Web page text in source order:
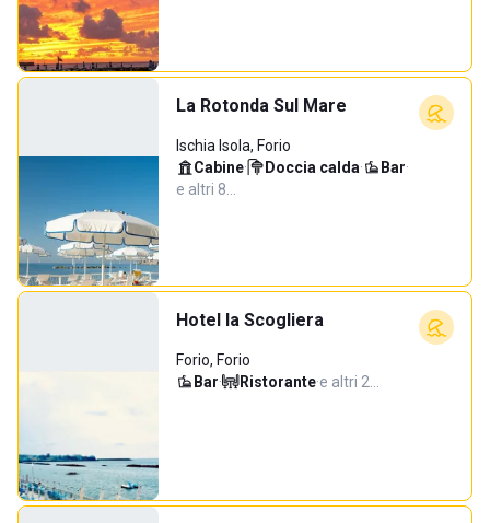
La Rotonda Sul Mare
Ischia Isola, Forio
Cabine· Doccia calda· Bar·
e altri 8…
Hotel la Scogliera
Forio, Forio
Bar· Ristorante·e altri 2…